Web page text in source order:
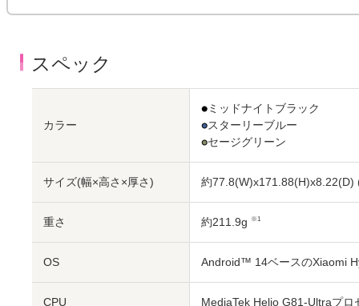
スペック
カラー
●ミッドナイトブラック
●スターリーブルー
●セージグリーン
サイズ(幅×高さ×厚さ) 約77.8(W)x171.88(H)x8.22(D)
重さ 約211.9g ※1
OS Android™ 14ベースのXiaomi
CPU MediaTek Helio G81-Ultraプロ